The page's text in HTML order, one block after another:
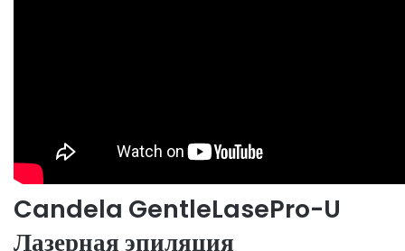
Candela GentleLasePro-U
Лазерная эпиляция